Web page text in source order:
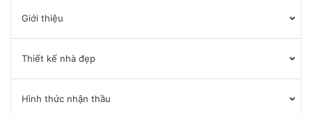
Giới thiệu
Thiết kế nhà đẹp
Hình thức nhận thầu